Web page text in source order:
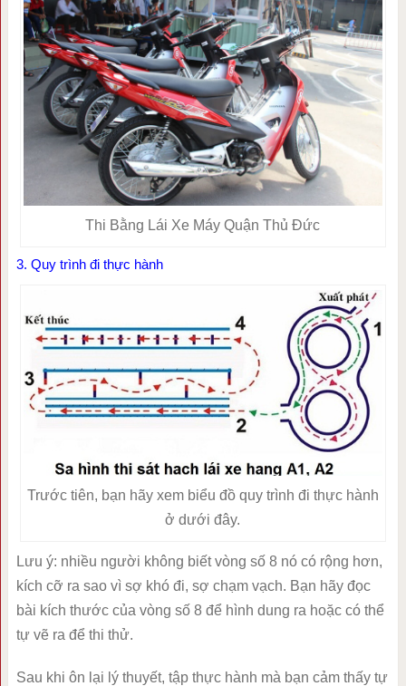
Thi Bằng Lái Xe Máy Quận Thủ Đức
3. Quy trình đi thực hành
Trước tiên, bạn hãy xem biểu đồ quy trình đi thực hành
ở dưới đây.
Lưu ý: nhiều người không biết vòng số 8 nó có rộng hơn,
kích cỡ ra sao vì sợ khó đi, sợ chạm vạch. Bạn hãy đọc
bài kích thước của vòng số 8 để hình dung ra hoặc có thể
tự vẽ ra để thi thử.
Sau khi ôn lại lý thuyết, tập thực hành mà bạn cảm thấy tự